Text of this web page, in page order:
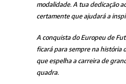
modalidade. A tua dedicação
certamente que ajudará a
A conquista do Europeu de
ficará para sempre na história
que espelha a carreira de
quadra.